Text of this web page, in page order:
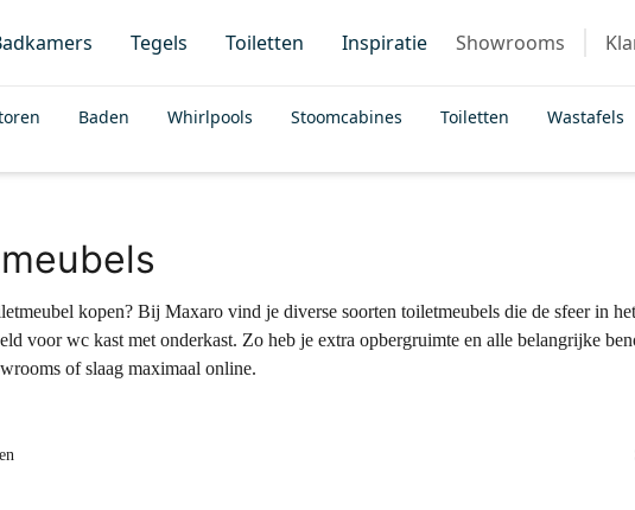
Tegels Toiletten Inspiratie Showrooms
Baden Whirlpools Stoomcabines Toiletten Wastafels
kopen? Bij Maxaro vind je diverse soorten toiletmeubels die de sfeer in
voor wc kast met onderkast. Zo heb je extra opbergruimte en alle belangrijke
of slaag maximaal online.